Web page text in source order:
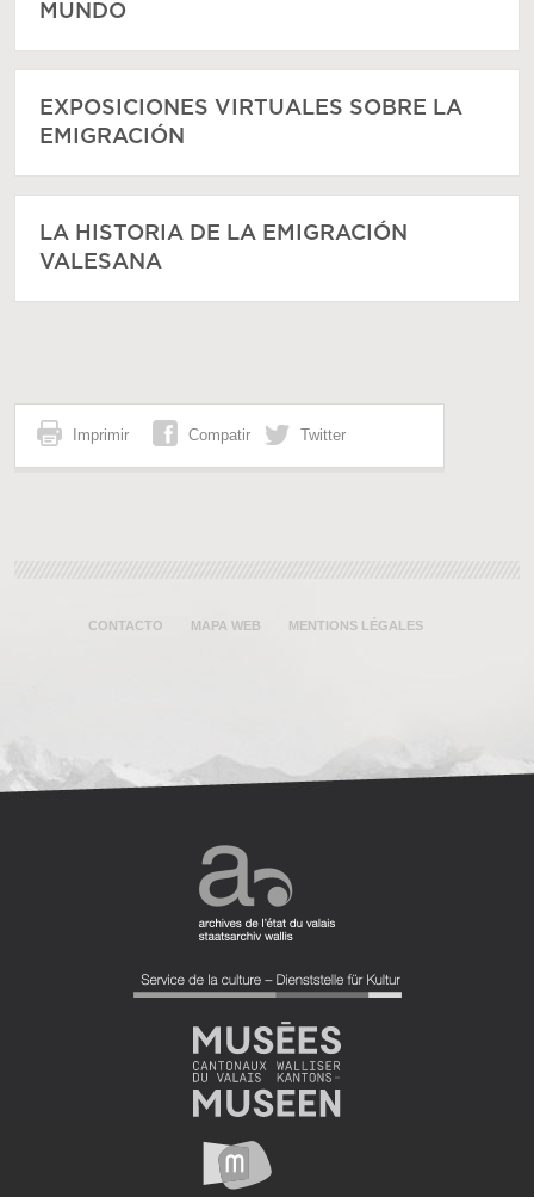
MUNDO
EXPOSICIONES VIRTUALES SOBRE LA
EMIGRACIÓN
LA HISTORIA DE LA EMIGRACIÓN
VALESANA
Imprimir Compatir Twitter
CONTACTO MAPA WEB MENTIONS LÉGALES